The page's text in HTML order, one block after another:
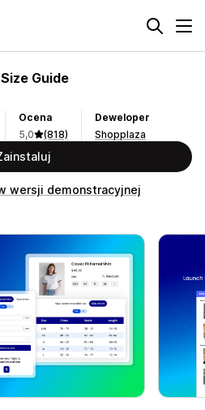
Guide
Ocena
5,0
(818)
Deweloper
Shopplaza
wersji demonstracyjnej